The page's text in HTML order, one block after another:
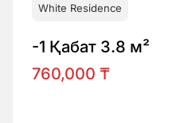
White Residence
-1 Қабат 3.8 м²
760,000 ₸